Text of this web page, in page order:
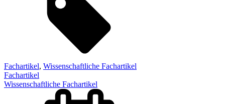
Fachartikel, Wissenschaftliche Fachartikel
Fachartikel
Wissenschaftliche Fachartikel